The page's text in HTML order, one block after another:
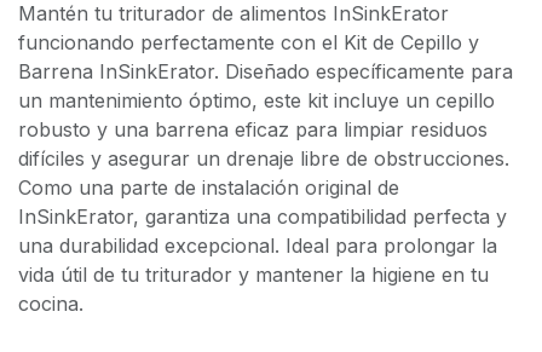
Mantén tu triturador de alimentos InSinkErator
funcionando perfectamente con el Kit de Cepillo y
Barrena InSinkErator. Diseñado específicamente para
un mantenimiento óptimo, este kit incluye un cepillo
robusto y una barrena eficaz para limpiar residuos
difíciles y asegurar un drenaje libre de obstrucciones.
Como una parte de instalación original de
InSinkErator, garantiza una compatibilidad perfecta y
una durabilidad excepcional. Ideal para prolongar la
vida útil de tu triturador y mantener la higiene en tu
cocina.